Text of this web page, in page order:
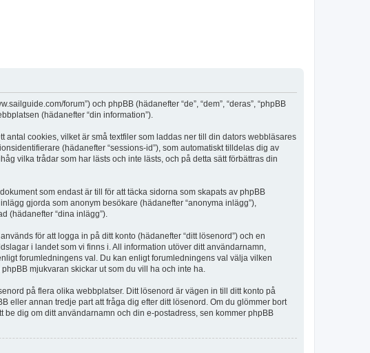
forum”) och phpBB (hädanefter “de”, “dem”, “deras”, “phpBB
(hädanefter “din information”).
antal cookies, vilket är små textfiler som laddas ner till din dators webbläsares
(hädanefter “sessions-id”), som automatiskt tilldelas dig av
vilka trådar som har lästs och inte lästs, och på detta sätt förbättras din
som endast är till för att täcka sidorna som skapats av phpBB
gjorda som anonym besökare (hädanefter “anonyma inlägg”),
(hädanefter “dina inlägg”).
för att logga in på ditt konto (hädanefter “ditt lösenord”) och en
i landet som vi finns i. All information utöver ditt användarnamn,
forumledningens val. Du kan enligt forumledningens val välja vilken
mjukvaran skickar ut som du vill ha och inte ha.
på flera olika webbplatser. Ditt lösenord är vägen in till ditt konto på
eller annan tredje part att fråga dig efter ditt lösenord. Om du glömmer bort
dig om ditt användarnamn och din e-postadress, sen kommer phpBB